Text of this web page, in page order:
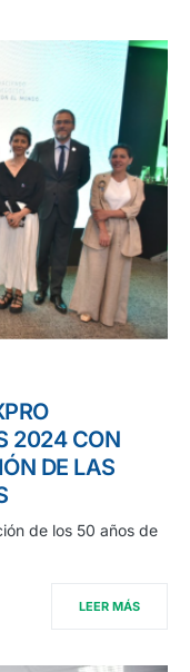
2024 CON
DE LAS
de los 50 años de
LEER MÁS